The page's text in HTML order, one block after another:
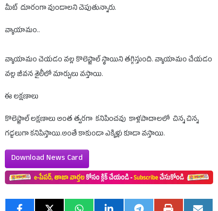
మీట్ దూరంగా వుండాలని చెపుతున్నారు.
వ్యాయామం..
వ్యాయామం చెయడం వల్ల కొలెస్ట్రాల్ స్థాయిని తగ్గిస్తుంది. వ్యాయామం చేయడం
వల్ల జీవన శైలీలో మార్పులు వస్తాయి.
ఈ లక్షణాలు
కొలెస్ట్రాల్ లక్షణాలు అంత త్వరగా కనిపించవు కాళ్లపాదాలలో చిన్న చిన్న
గడ్డలుగా కనిపిస్తాయి.అంతే కాకుండా ఎక్కిళ్లు కూడా వస్తాయి.
Download News Card